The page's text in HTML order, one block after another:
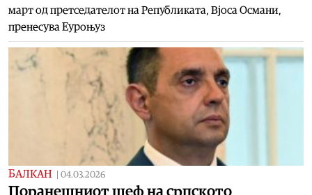
март од претседателот на Републиката, Вјоса Османи,
пренесува Еуроњуз
БАЛКАН 04.03.2026
Поранешниот шеф на српското